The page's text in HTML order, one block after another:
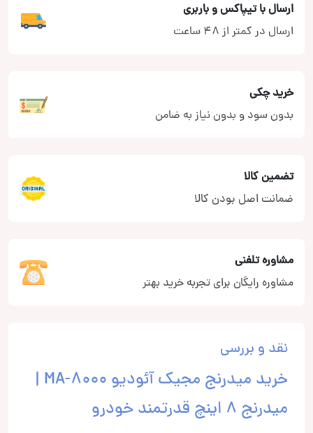
ارسال با تیپاکس و باربری
ارسال در کمتر از 48 ساعت
خرید چکی
بدون سود و بدون نیاز به ضامن
تضمین کالا
ضمانت اصل بودن کالا
مشاوره تلفنی
مشاوره رایگان برای تجربه خرید بهتر
نقد و بررسی
خرید میدرنج مجیک آئودیو MA-8000 |
میدرنج 8 اینچ قدرتمند خودرو